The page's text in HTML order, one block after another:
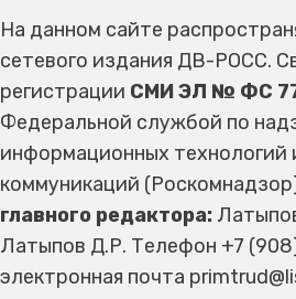
На данном сайте
сетевого издания ДВ-РОСС.
регистрации СМИ ЭЛ № ФС
Федеральной службой по
информационных технологий
коммуникаций
главного редактора:
Латыпов Д.Р. Телефон +7
электронная почта